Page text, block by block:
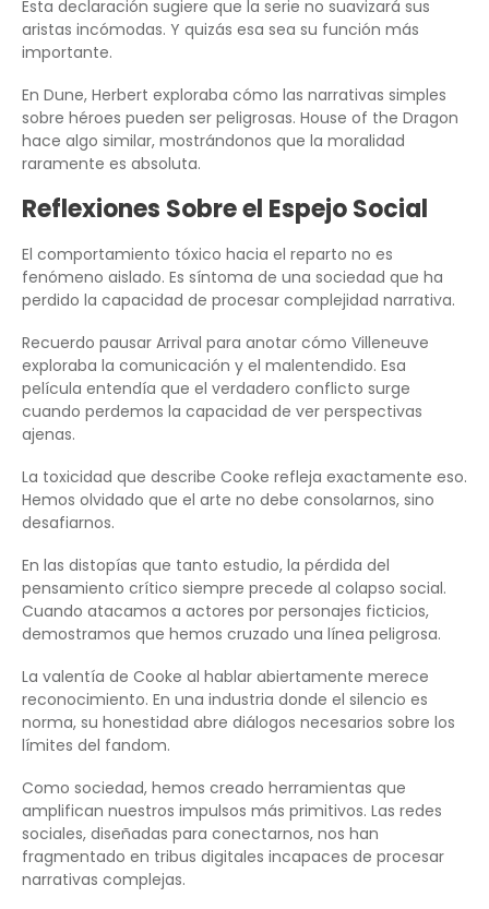
Esta declaración sugiere que la serie no suavizará sus
aristas incómodas. Y quizás esa sea su función más
importante.
En Dune, Herbert exploraba cómo las narrativas simples
sobre héroes pueden ser peligrosas. House of the Dragon
hace algo similar, mostrándonos que la moralidad
raramente es absoluta.
Reflexiones Sobre el Espejo Social
El comportamiento tóxico hacia el reparto no es
fenómeno aislado. Es síntoma de una sociedad que ha
perdido la capacidad de procesar complejidad narrativa.
Recuerdo pausar Arrival para anotar cómo Villeneuve
exploraba la comunicación y el malentendido. Esa
película entendía que el verdadero conflicto surge
cuando perdemos la capacidad de ver perspectivas
ajenas.
La toxicidad que describe Cooke refleja exactamente eso.
Hemos olvidado que el arte no debe consolarnos, sino
desafiarnos.
En las distopías que tanto estudio, la pérdida del
pensamiento crítico siempre precede al colapso social.
Cuando atacamos a actores por personajes ficticios,
demostramos que hemos cruzado una línea peligrosa.
La valentía de Cooke al hablar abiertamente merece
reconocimiento. En una industria donde el silencio es
norma, su honestidad abre diálogos necesarios sobre los
límites del fandom.
Como sociedad, hemos creado herramientas que
amplifican nuestros impulsos más primitivos. Las redes
sociales, diseñadas para conectarnos, nos han
fragmentado en tribus digitales incapaces de procesar
narrativas complejas.